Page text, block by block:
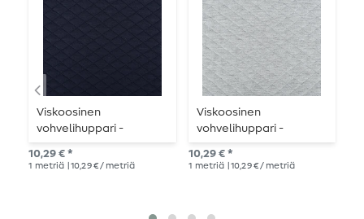
Viskoosinen
vohvelihuppari -
yksivärinen
tummansininen väri
10,29 € *
1 metriä | 10,29 € / metriä
Viskoosinen
vohvelihuppari -
vaalean harmaa
melange
10,29 € *
1 metriä | 10,29 € / metriä